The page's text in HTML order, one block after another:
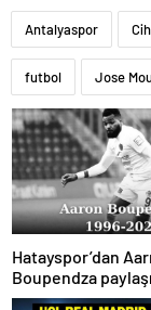
Antalyaspor
futbol Jose
Hatayspor’dan
Boupendza